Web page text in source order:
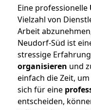
Eine professionelle
Vielzahl von
Arbeit
Neudorf-Süd ist
stressige
organisieren und
einfach die Zeit,
sich für eine
entscheiden,